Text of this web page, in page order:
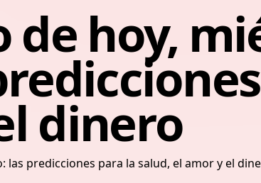
de hoy,
dinero